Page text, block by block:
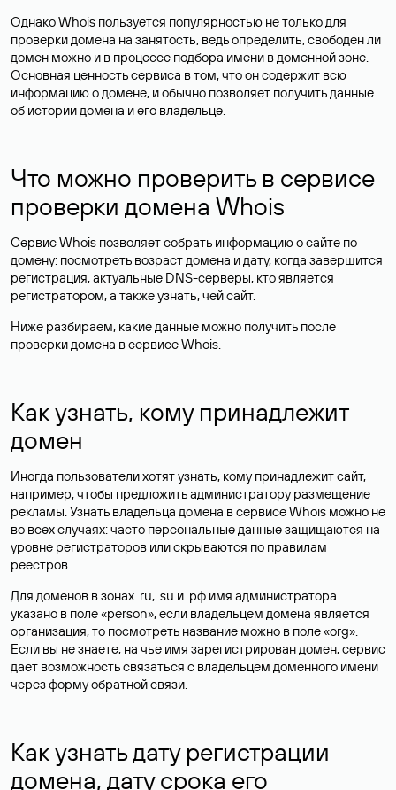
Однако Whois пользуется популярностью не только для
проверки домена на занятость, ведь определить, свободен ли
домен можно и в процессе подбора имени в доменной зоне.
Основная ценность сервиса в том, что он содержит всю
информацию о домене, и обычно позволяет получить данные
об истории домена и его владельце.
Что можно проверить в сервисе
проверки домена Whois
Сервис Whois позволяет собрать информацию о сайте по
домену: посмотреть возраст домена и дату, когда завершится
регистрация, актуальные DNS-серверы, кто является
регистратором, а также узнать, чей сайт.
Ниже разбираем, какие данные можно получить после
проверки домена в сервисе Whois.
Как узнать, кому принадлежит
домен
Иногда пользователи хотят узнать, кому принадлежит сайт,
например, чтобы предложить администратору размещение
рекламы. Узнать владельца домена в сервисе Whois можно не
во всех случаях: часто персональные данныезащищаются на
уровне регистраторов или скрываются по правилам
реестров.
Для доменов в зонах .ru, .su и .рф имя администратора
указано в поле «person», если владельцем домена является
организация, то посмотреть название можно в поле «org».
Если вы не знаете, на чье имя зарегистрирован домен, сервис
дает возможность связаться с владельцем доменного имени
через форму обратной связи.
Как узнать дату регистрации
домена, дату срока его